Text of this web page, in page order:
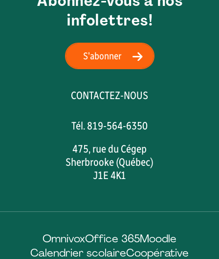
infolettres!
S'abonner
CONTACTEZ-NOUS
Tél. 819-564-6350
475, rue du Cégep
Sherbrooke (Québec)
J1E 4K1
OmnivoxOffice 365Moodle
Calendrier scolaireCoopérative